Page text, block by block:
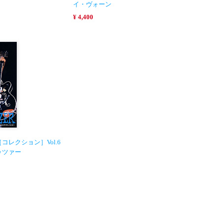
イ・ヴォーン
¥ 4,400
レクション］Vol.6
ツァー